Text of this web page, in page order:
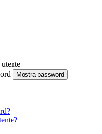
Mostra password